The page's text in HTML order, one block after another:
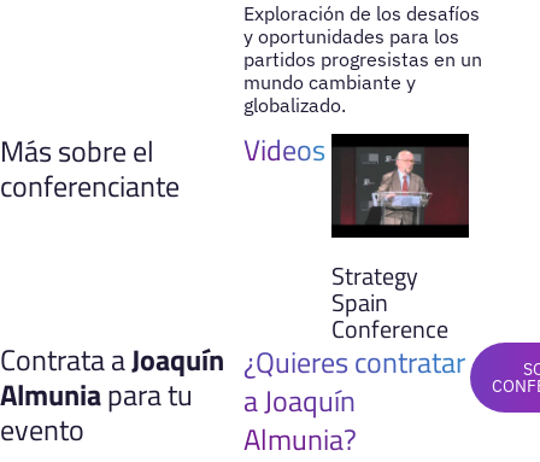
Exploración de los desafíos
y oportunidades para los
partidos progresistas en un
mundo cambiante y
globalizado.
Más sobre el
conferenciante
Videos
Strategy
Spain
Conference
Contrata aJoaquín
Almuniapara tu
evento
¿Quieres contratar
a Joaquín
Almunia?